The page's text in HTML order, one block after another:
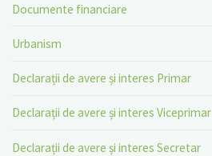
Documente financiare
Urbanism
Declarații de avere și interes Primar
Declarații de avere și interes Viceprimar
Declarații de avere și interes Secretar